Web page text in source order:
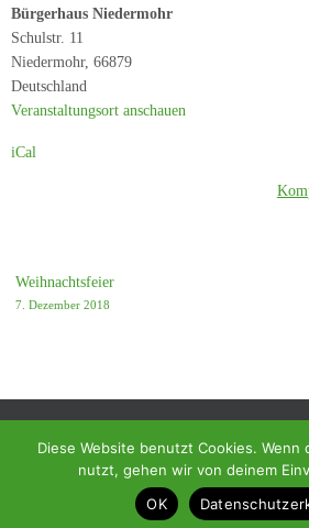
3
-
SC
Ramstein-
Miesenbach
Bürgerhaus Niedermohr
Schulstr. 11
Niedermohr, 66879
Deutschland
Veranstaltungsort anschauen
iCal
Weihnachtsfeier
7. Dezember 2018
© 2018 - Homepage des SC
Diese Website benutzt Cookies.
nutzt, gehen wir von deinem
OK